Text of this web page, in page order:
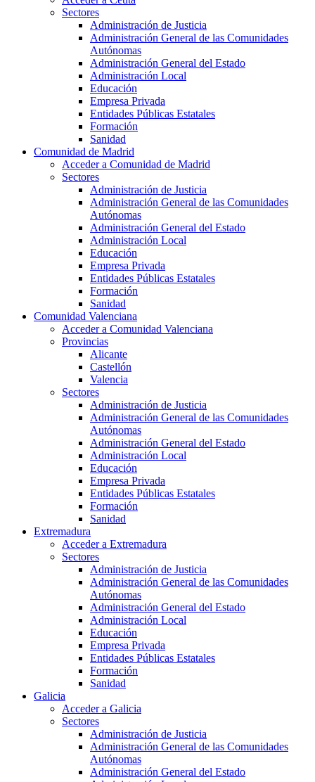
Sectores
Administración de Justicia
Administración General de las Comunidades
Autónomas
Administración General del Estado
Administración Local
Educación
Empresa Privada
Entidades Públicas Estatales
Formación
Sanidad
Comunidad de Madrid
Acceder a Comunidad de Madrid
Sectores
Administración de Justicia
Administración General de las Comunidades
Autónomas
Administración General del Estado
Administración Local
Educación
Empresa Privada
Entidades Públicas Estatales
Formación
Sanidad
Comunidad Valenciana
Acceder a Comunidad Valenciana
Provincias
Alicante
Castellón
Valencia
Sectores
Administración de Justicia
Administración General de las Comunidades
Autónomas
Administración General del Estado
Administración Local
Educación
Empresa Privada
Entidades Públicas Estatales
Formación
Sanidad
Extremadura
Acceder a Extremadura
Sectores
Administración de Justicia
Administración General de las Comunidades
Autónomas
Administración General del Estado
Administración Local
Educación
Empresa Privada
Entidades Públicas Estatales
Formación
Sanidad
Galicia
Acceder a Galicia
Sectores
Administración de Justicia
Administración General de las Comunidades
Autónomas
Administración General del Estado